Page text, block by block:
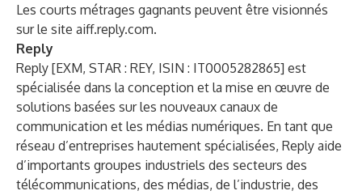
Les courts métrages gagnants peuvent être visionnés
sur le site aiff.reply.com.
Reply
Reply [EXM, STAR : REY, ISIN : IT0005282865] est
spécialisée dans la conception et la mise en œuvre de
solutions basées sur les nouveaux canaux de
communication et les médias numériques. En tant que
réseau d’entreprises hautement spécialisées, Reply aide
d’importants groupes industriels des secteurs des
télécommunications, des médias, de l’industrie, des